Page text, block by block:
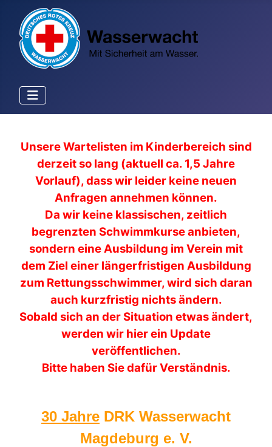
Unsere Wartelisten im Kinderbereich sind
derzeit so lang (aktuell ca. 1,5 Jahre
Vorlauf), dass wir leider keine neuen
Anfragen annehmen können.
Da wir keine klassischen, zeitlich
begrenzten Schwimmkurse anbieten,
sondern eine Ausbildung im Verein mit
dem Ziel einer längerfristigen Ausbildung
zum Rettungsschwimmer, wird sich daran
auch kurzfristig nichts ändern.
Sobald sich an der Situation etwas ändert,
werden wir hier ein Update
veröffentlichen.
Bitte haben Sie dafür Verständnis.
30 Jahre DRK Wasserwacht
Magdeburg e. V.